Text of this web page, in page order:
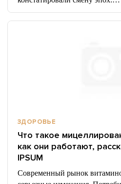
ЗДОРОВЬЕ
Что такое
как они работают,
IPSUM
Современный рынок